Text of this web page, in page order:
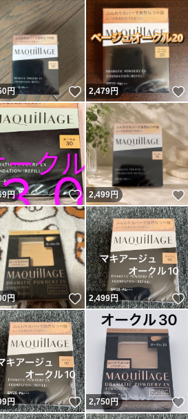
ね！
円 いいね！
2,479円
ね！
円 いいね！
2,499円
！
円 いいね！
2,499円
！
円 いいね！
2,750円